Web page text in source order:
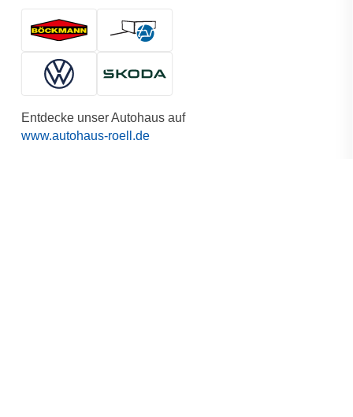
Entdecke unser Autohaus auf
www.autohaus-roell.de